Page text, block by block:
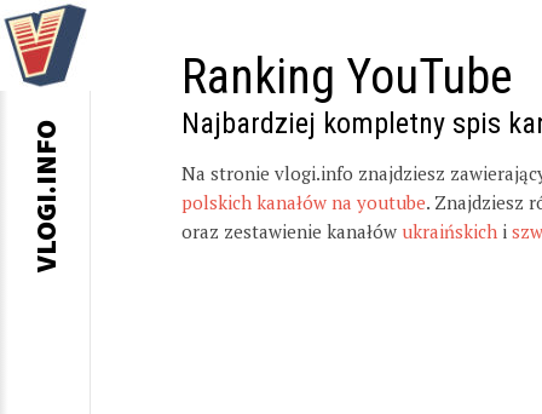
Ranking YouTube
Najbardziej kompletny spis
Na stronie vlogi.info znajdziesz
polskich kanałów na youtube. Znajdziesz
oraz zestawienie kanałów ukraińskich i
VLOGI.INFO